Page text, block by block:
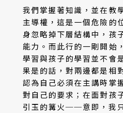
我們掌握著知識，並在教
主導權，這是一個危險的
身忽略掉下層結構中，孩
能力。而此行的一剛開始
學習與孩子的學習並不
果是的話，對兩邊都是
認為自己必須在主講時掌
對自己的要求；在面對孩
引玉的篝火──意即，我